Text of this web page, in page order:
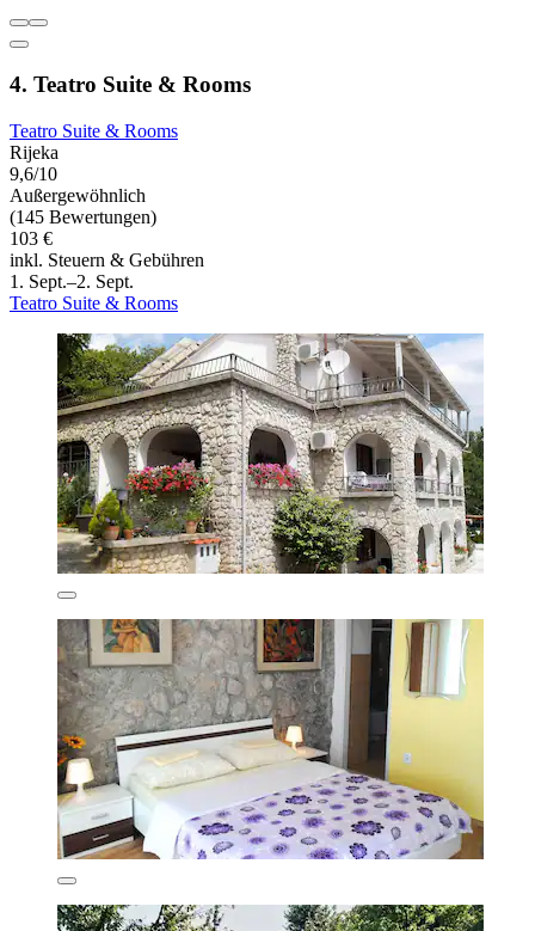
4. Teatro Suite & Rooms
Teatro Suite & Rooms
Rijeka
9,6/10
Außergewöhnlich
(145 Bewertungen)
103 €
inkl. Steuern & Gebühren
1. Sept.–2. Sept.
Teatro Suite & Rooms